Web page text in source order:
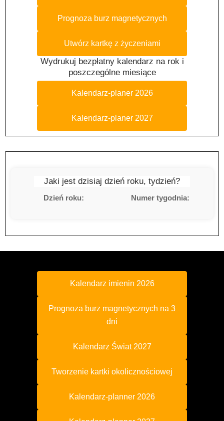
Prognoza burz magnetycznych
Utwórz kartkę z życzeniami
Wydrukuj bezpłatny kalendarz na rok i
poszczególne miesiące
Kalendarz-planer 2026
Kalendarz-planer 2027
Jaki jest dzisiaj dzień roku, tydzień?
Dzień roku: Numer tygodnia:
Kalendarz imienin 2026
Prognoza burz magnetycznych na 3
dni
Kalendarz Świat 2027
Tworzenie kartki okolicznościowej
Kalendarz-planner 2026